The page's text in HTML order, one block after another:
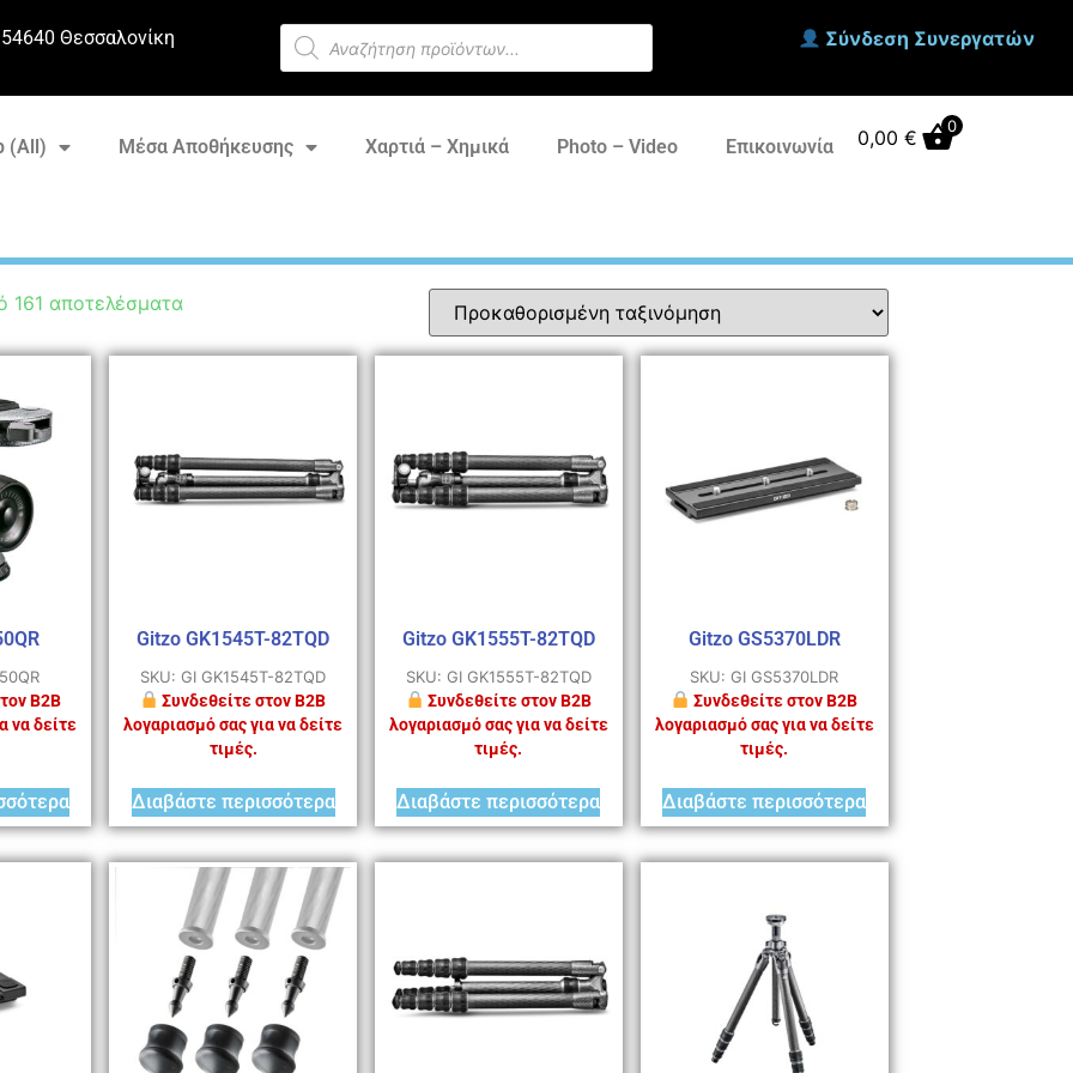
Θεσσαλονίκη Σύνδεση Συνεργατών
(All) Μέσα Αποθήκευσης Χαρτιά – Χημικά Photo – Video Επικοινωνία 0,00 € 0
161 αποτελέσματα
B2B
να δείτε
Gitzo GK1545T-82TQD
SKU: GI GK1545T-82TQD
Συνδεθείτε στον B2B
λογαριασμό σας για να δείτε
τιμές.
Διαβάστε περισσότερα
Gitzo GK1555T-82TQD
SKU: GI GK1555T-82TQD
Συνδεθείτε στον B2B
λογαριασμό σας για να δείτε
τιμές.
Διαβάστε περισσότερα
Gitzo GS5370LDR
SKU: GI GS5370LDR
Συνδεθείτε στον B2B
λογαριασμό σας για να δείτε
τιμές.
Διαβάστε περισσότερα